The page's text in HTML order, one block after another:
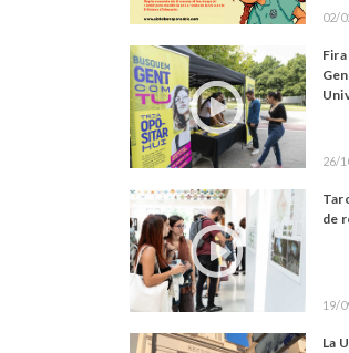
02/
26/
de
19/
La